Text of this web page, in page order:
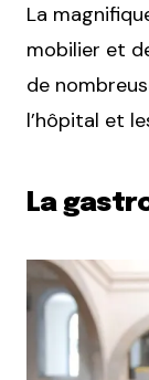
La
mobilier et
de
l’hôpital et
La